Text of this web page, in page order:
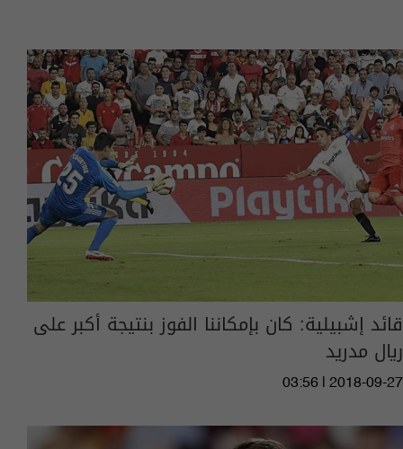
قائد إشبيلية: كان بإمكاننا الفوز بنتيجة أكبر على
ريال مدريد
03:56 | 2018-09-27